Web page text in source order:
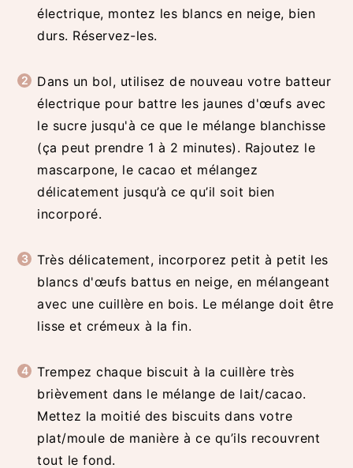
électrique, montez les blancs en neige, bien
durs. Réservez-les.
Dans un bol, utilisez de nouveau votre batteur
électrique pour battre les jaunes d'œufs avec
le sucre jusqu'à ce que le mélange blanchisse
(ça peut prendre 1 à 2 minutes). Rajoutez le
mascarpone, le cacao et mélangez
délicatement jusqu’à ce qu’il soit bien
incorporé.
Très délicatement, incorporez petit à petit les
blancs d'œufs battus en neige, en mélangeant
avec une cuillère en bois. Le mélange doit être
lisse et crémeux à la fin.
Trempez chaque biscuit à la cuillère très
brièvement dans le mélange de lait/cacao.
Mettez la moitié des biscuits dans votre
plat/moule de manière à ce qu’ils recouvrent
tout le fond.